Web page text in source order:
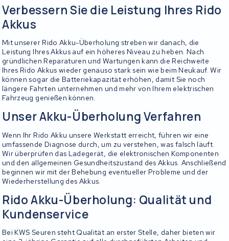
Verbessern Sie die Leistung Ihres Rido
Akkus
Mit unserer Rido Akku-Überholung streben wir danach, die
Leistung Ihres Akkus auf ein höheres Niveau zu heben. Nach
gründlichen Reparaturen und Wartungen kann die Reichweite
Ihres Rido Akkus wieder genauso stark sein wie beim Neukauf. Wir
können sogar die Batteriekapazität erhöhen, damit Sie noch
längere Fahrten unternehmen und mehr von Ihrem elektrischen
Fahrzeug genießen können.
Unser Akku-Überholung Verfahren
Wenn Ihr Rido Akku unsere Werkstatt erreicht, führen wir eine
umfassende Diagnose durch, um zu verstehen, was falsch läuft.
Wir überprüfen das Ladegerät, die elektronischen Komponenten
und den allgemeinen Gesundheitszustand des Akkus. Anschließend
beginnen wir mit der Behebung eventueller Probleme und der
Wiederherstellung des Akkus.
Rido Akku-Überholung: Qualität und
Kundenservice
Bei KWS Seuren steht Qualität an erster Stelle, daher bieten wir